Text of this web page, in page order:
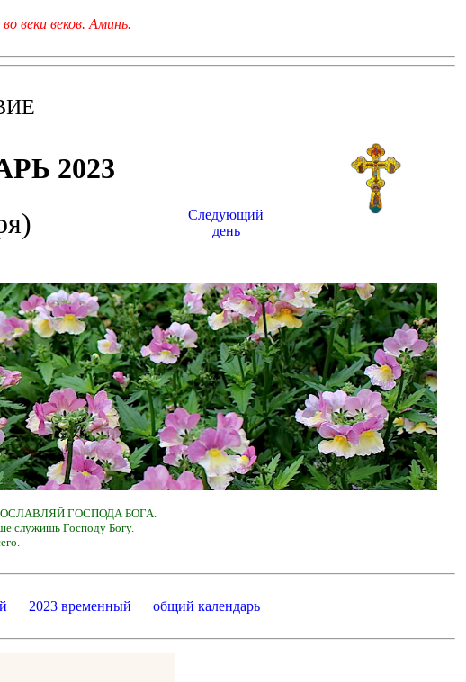
веки веков. Аминь.
2023
Следующий
день
ГОСПОДА БОГА.
служишь Господу Богу.
2023 временный общий календарь